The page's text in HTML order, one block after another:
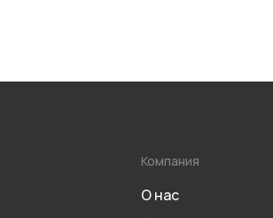
Компания
О нас